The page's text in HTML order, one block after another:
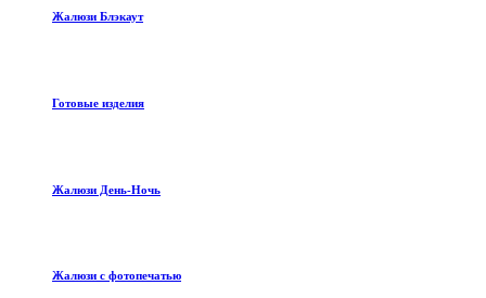
Жалюзи Блэкаут
Готовые изделия
Жалюзи День-Ночь
Жалюзи с фотопечатью